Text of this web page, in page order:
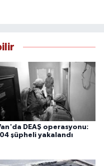
sürece katkı sunan
doğruluk ve etik ilkeler
DEAŞ operasyonu:
şüpheli yakalandı